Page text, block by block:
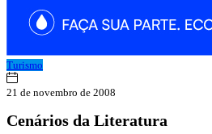
Turismo
21 de novembro de 2008
Cenários da Literatura